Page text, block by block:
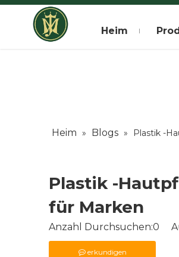
Heim
Heim » Blogs » Plastik -
Plastik -
für Marken
Anzahl Durchsuchen:0
erkundigen